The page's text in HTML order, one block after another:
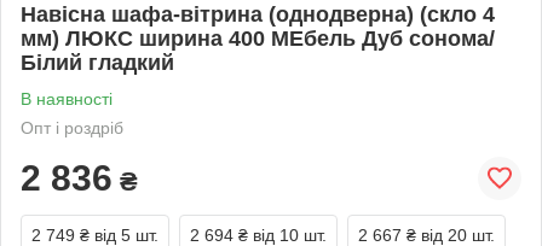
Навісна шафа-вітрина (однодверна) (скло 4
мм) ЛЮКС ширина 400 МЕбель Дуб сонома/
Білий гладкий
В наявності
Опт і роздріб
2 836 ₴
2 749 ₴ від 5 шт. 2 694 ₴ від 10 шт. 2 667 ₴ від 20 шт.